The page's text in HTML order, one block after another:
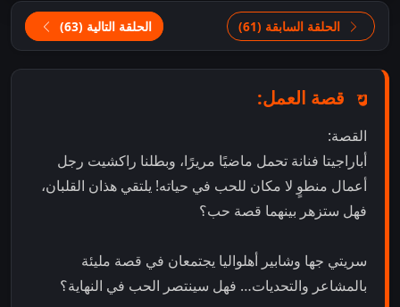
اضغط للمشاهدة
الحلقة السابقة (61)
الحلقة التالية (63)
قصة العمل:
القصة:
أباراجيتا فنانة تحمل ماضيًا مريرًا، وبطلنا راكشيت رجل
أعمال منطوٍ لا مكان للحب في حياته! يلتقي هذان القلبان،
فهل ستزهر بينهما قصة حب؟
سريتي جها وشابير أهلواليا يجتمعان في قصة مليئة
بالمشاعر والتحديات… فهل سينتصر الحب في النهاية؟